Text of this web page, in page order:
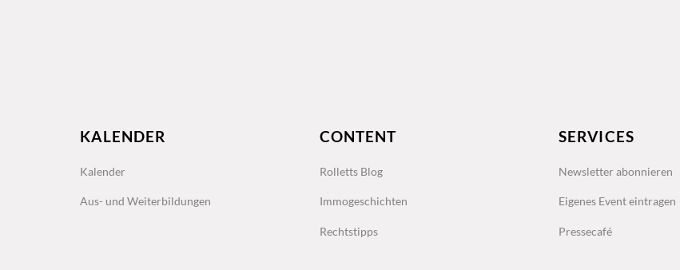
KALENDER
Kalender
Aus- und Weiterbildungen
CONTENT
Rolletts Blog
Immogeschichten
Rechtstipps
SERVICES
Newsletter abonnieren
Eigenes Event eintragen
Pressecafé